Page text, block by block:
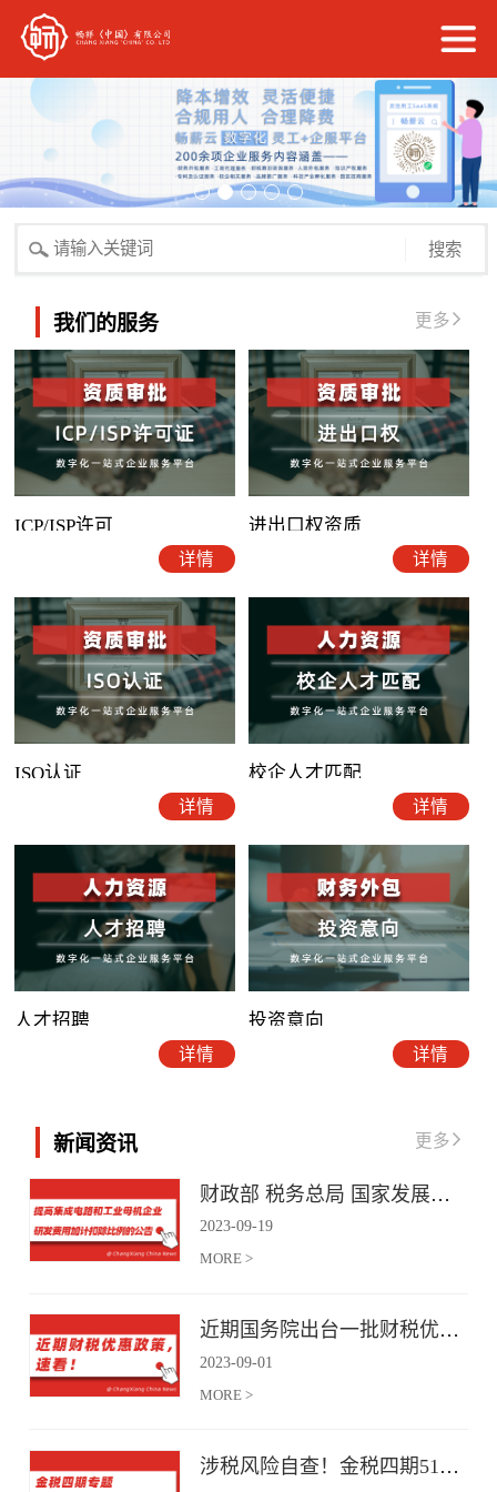
搜索
我们的服务 更多
ICP/ISP许可
详情
进出口权资质
详情
ISO认证
详情
校企人才匹配
详情
人才招聘
详情
投资意向
详情
新闻资讯 更多
财政部 税务总局 国家发展改革委 工业和信息化部关于提高集成电路和工业母机企业研发费用加计扣除比例的公告
2023-09-19
MORE >
近期国务院出台一批财税优惠政策，速看！
2023-09-01
MORE >
涉税风险自查！金税四期51项风险提示！